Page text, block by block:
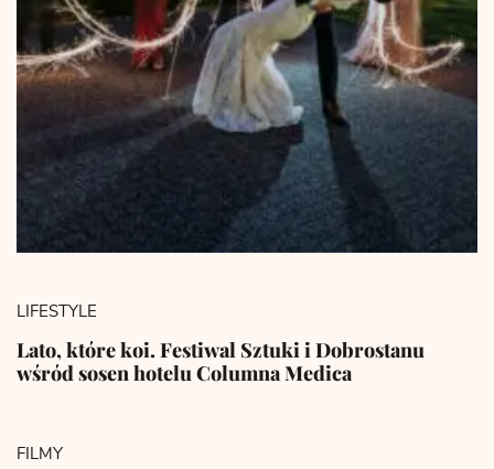
LIFESTYLE
Lato, które koi. Festiwal Sztuki i Dobrostanu
wśród sosen hotelu Columna Medica
FILMY